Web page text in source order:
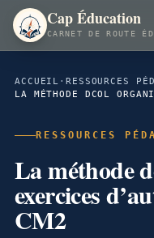
Cap Éducation
CARNET DE ROUTE
ACCUEIL ·RESSOURCES
RESSOURCES
La méthode
exercices
CM2